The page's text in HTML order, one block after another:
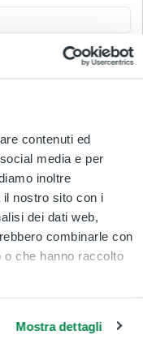
contenuti ed
media e per
inoltre
nostro sito con i
dei dati web,
combinarle con
che hanno raccolto
Mostra dettagli